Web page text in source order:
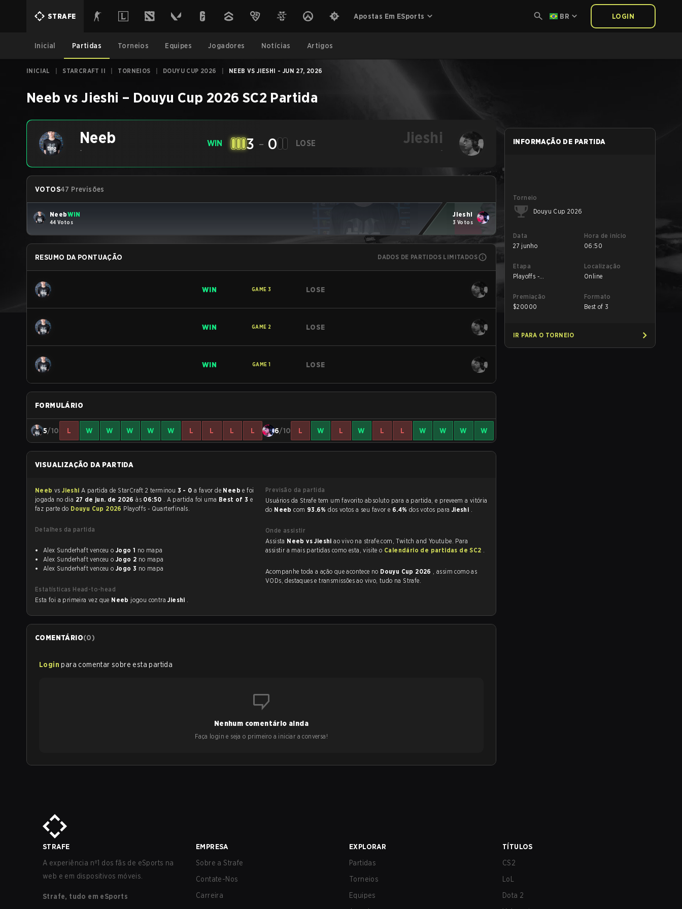
STRAFE Apostas Em ESports BR LOGIN
Inicial Partidas Torneios Equipes Jogadores Notícias Artigos
INICIAL STARCRAFT II TORNEIOS DOUYU CUP 2026 NEEB VS JIESHI - JUN 27, 2026
Neeb vs Jieshi – Douyu Cup 2026 SC2 Partida
Neeb
-
WIN 3 - 0 LOSE Jieshi
-
VOTOS47 Previsões
NeebWIN
44 Votos
Jieshi
3 Votos
RESUMO DA PONTUAÇÃO DADOS DE PARTIDOS LIMITADOS
WIN GAME 3 LOSE
WIN GAME 2 LOSE
WIN GAME 1 LOSE
FORMULÁRIO
5/10 L W W W W W L L L L 6/10 L W L W L L W W W W
VISUALIZAÇÃO DA PARTIDA
Neeb vsJieshi A partida de StarCraft 2 terminou 3 - 0 a favor de Neebe foi
jogada no dia 27 de jun. de 2026às 06:50 . A partida foi uma Best of 3 e
faz parte do Douyu Cup 2026 Playoffs - Quarterfinals.
Detalhes da partida
Alex Sunderhaft venceu o Jogo 1 no mapa
Alex Sunderhaft venceu o Jogo 2 no mapa
Alex Sunderhaft venceu o Jogo 3 no mapa
Estatísticas Head-to-head
Esta foi a primeira vez que Neeb jogou contraJieshi .
Previsão da partida
Usuários da Strafe tem um favorito absoluto para a partida, e preveem a vitória
do Neebcom 93.6%dos votos a seu favor e 6.4% dos votos para Jieshi .
Onde assistir
Assista Neeb vs Jieshiao vivo na strafe.com, Twitch and Youtube. Para
assistir a mais partidas como esta, visite o Calendário de partidas de SC2 .
Acompanhe toda a ação que acontece no Douyu Cup 2026 , assim como as
VODs, destaques e transmissões ao vivo, tudo na Strafe.
COMENTÁRIO(0)
Login para comentar sobre esta partida
Nenhum comentário ainda
Faça login e seja o primeiro a iniciar a conversa!
INFORMAÇÃO DE PARTIDA
Torneio
Douyu Cup 2026
Data
27 junho
Hora de início
06:50
Etapa
Playoffs -
Localização
Online
Premiação
$20000
Formato
Best of 3
IR PARA O TORNEIO
STRAFE
A experiência nº1 dos fãs de eSports na
web e em dispositivos móveis.
Strafe, tudo em eSports
EMPRESA
Sobre a Strafe
Contate-Nos
Carreira
EXPLORAR
Partidas
Torneios
Equipes
TÍTULOS
CS2
LoL
Dota 2